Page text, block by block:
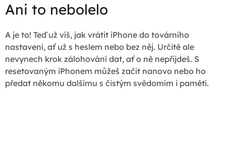
Ani to nebolelo
A je to! Teď už víš, jak vrátit iPhone do továrního
nastavení, ať už s heslem nebo bez něj. Určitě ale
nevynech krok zálohování dat, ať o ně nepřijdeš. S
resetovaným iPhonem můžeš začít nanovo nebo ho
předat někomu dalšímu s čistým svědomím i pamětí.